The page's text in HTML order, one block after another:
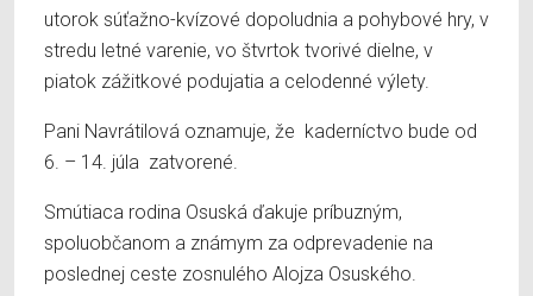
utorok súťažno-kvízové dopoludnia a pohybové hry, v
stredu letné varenie, vo štvrtok tvorivé dielne, v
piatok zážitkové podujatia a celodenné výlety.
Pani Navrátilová oznamuje, že kaderníctvo bude od
6. – 14. júla zatvorené.
Smútiaca rodina Osuská ďakuje príbuzným,
spoluobčanom a známym za odprevadenie na
poslednej ceste zosnulého Alojza Osuského.